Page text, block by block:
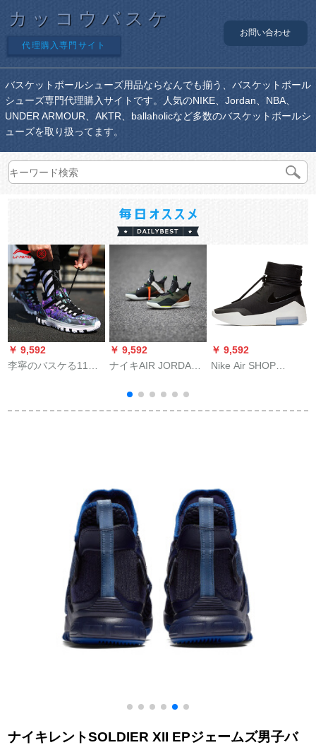
カッコウバスケ
代理購入専門サイト
お問い合わせ
バスケットボールシューズ用品ならなんでも揃う、バスケットボール
シューズ専門代理購入サイトです。人気のNIKE、Jordan、NBA、
UNDER ARMOUR、AKTR、ballaholicなど多数のバスケットボールシ
ューズを取り扱ってます。
￥ 9,592
李寧のバスケる11中
基礎の暗いところと
￥ 9,592
ナイキAIR JORDAN
バーター33男BV
5072 CD 9561連名オ
￥ 9,592
Nike Air SHOP
ュム9915-001 AT
ナイキレントSOLDIER XII EPジェームズ男子バ